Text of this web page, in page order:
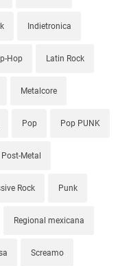
Indietronica
Hop Latin Rock
Metalcore
Pop Pop PUNK
Post-Metal
Rock Punk
Regional mexicana
Screamo